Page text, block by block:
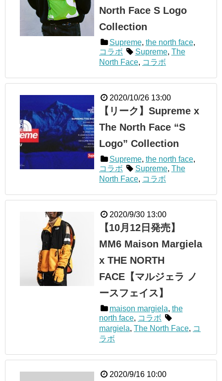
North Face S Logo
Collection
Supreme, the north face,
コラボ
Supreme, The
North Face, コラボ
2020/10/26 13:00
【リーク】Supreme x
The North Face “S
Logo” Collection
Supreme, the north face,
コラボ
Supreme, The
North Face, コラボ
2020/9/30 13:00
【10月12日発売】
MM6 Maison Margiela
x THE NORTH
FACE【マルジェラ ノ
ースフェイス】
maison margiela, the
north face, コラボ
margiela, The North Face, コ
ラボ
2020/9/16 10:00